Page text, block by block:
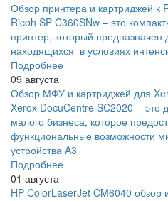
Обзор принтера и картриджей к
Ricoh SP C360SNw – это
принтер, который
находящихся в условиях
Подробнее
09 августа
Обзор МФУ и картриджей для
Xerox DocuCentre SC2020 - это
малого бизнеса, которое
функциональные возможности
устройства A3
Подробнее
01 августа
HP ColorLaserJet CM6040